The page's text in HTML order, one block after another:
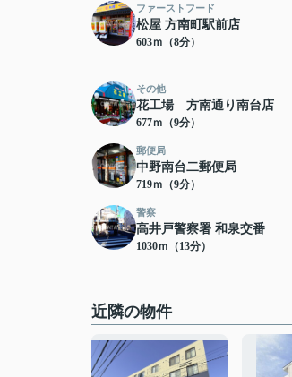
ファーストフード
松屋 方南町駅前店
603ｍ（8分）
その他
花工場 方南通り南台店
677ｍ（9分）
郵便局
中野南台二郵便局
719ｍ（9分）
警察
高井戸警察署 和泉交番
1030ｍ（13分）
近隣の物件